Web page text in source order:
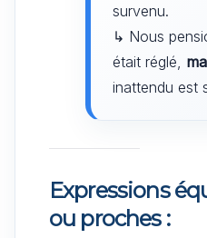
survenu.
↳ Nous
était réglé,
inattendu est
Expressions
ou proches :